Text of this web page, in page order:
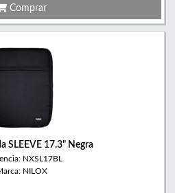
Comprar
SLEEVE 17.3" Negra
NXSL17BL
NILOX